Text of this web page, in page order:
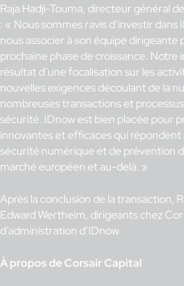
Raja Hadji-Touma, directeur général
: « Nous sommes ravis d’investir
nous associer à son équipe dirigeante
prochaine phase de croissance. Notre
résultat d’une focalisation sur les
nouvelles exigences découlant de la
nombreuses transactions et
sécurité. IDnow est bien placée pour
innovantes et efficaces qui répondent
sécurité numérique et de prévention
marché européen et au-delà. »
Après la conclusion de la transaction,
Edward Wertheim, dirigeants chez
d’administration d’IDnow.
À propos de Corsair Capital